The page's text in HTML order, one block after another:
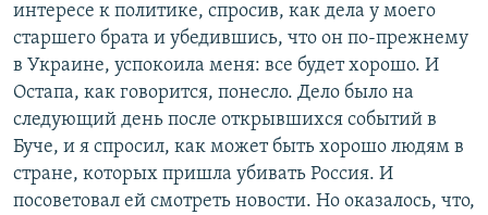
интересе к политике, спросив, как дела у моего
старшего брата и убедившись, что он по-прежнему
в Украине, успокоила меня: все будет хорошо. И
Остапа, как говорится, понесло. Дело было на
следующий день после открывшихся событий в
Буче, и я спросил, как может быть хорошо людям в
стране, которых пришла убивать Россия. И
посоветовал ей смотреть новости. Но оказалось, что,